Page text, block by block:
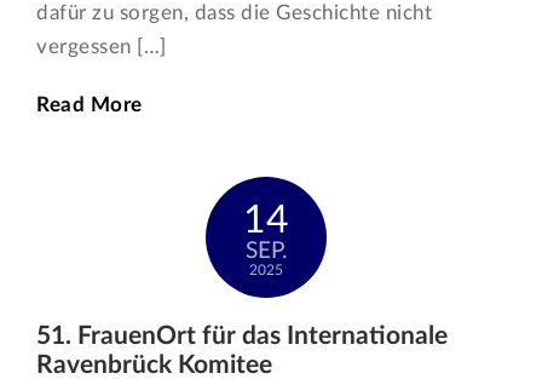
dafür zu sorgen, dass die Geschichte nicht
vergessen […]
Read More
14
SEP.
2025
51. FrauenOrt für das Internationale
Ravenbrück Komitee